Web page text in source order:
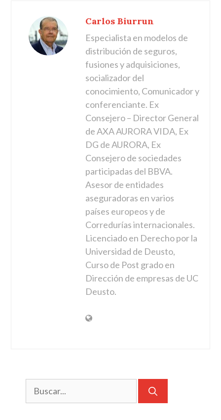
Carlos Biurrun
Especialista en modelos de
distribución de seguros,
fusiones y adquisiciones,
socializador del
conocimiento, Comunicador y
conferenciante. Ex
Consejero – Director General
de AXA AURORA VIDA, Ex
DG de AURORA, Ex
Consejero de sociedades
participadas del BBVA.
Asesor de entidades
aseguradoras en varios
países europeos y de
Corredurías internacionales.
Licenciado en Derecho por la
Universidad de Deusto,
Curso de Post grado en
Dirección de empresas de UC
Deusto.